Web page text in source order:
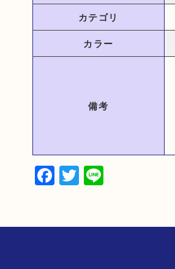
カテゴリ
カラー
備考
Facebook
Twitter
Line